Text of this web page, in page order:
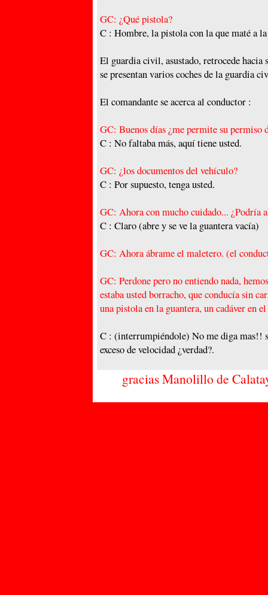
GC: ¿Qué pistola?
C : Hombre, la pistola con la que maté a
El guardia civil, asustado, retrocede hacia
se presentan varios coches de la guardia
El comandante se acerca al conductor :
GC: Buenos días ¿me permite su permiso
C : No faltaba más, aquí tiene usted.
GC: ¿losdocumentosdel vehículo?
C : Por supuesto, tenga usted.
GC: Ahora con mucho cuidado... ¿Podría
C : Claro (abre y se ve la guantera vacía)
GC: Ahora ábrame el maletero. (el
GC: Perdone pero no entiendo nada,
estaba usted borracho, que conducía sin
una pistola en la guantera, un cadáver en
C : (interrumpiéndole) No me diga mas!!
exceso de velocidad ¿verdad?.
gracias